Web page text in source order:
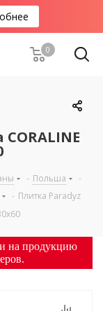
0
- Польша
-
- Плитка Paradyz
на продукцию